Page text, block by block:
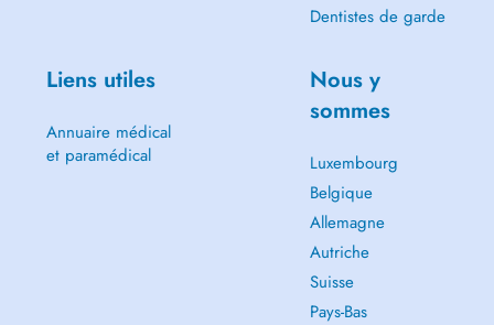
Dentistes de garde
Liens utiles
Annuaire médical
et paramédical
Nous y
sommes
Luxembourg
Belgique
Allemagne
Autriche
Suisse
Pays-Bas